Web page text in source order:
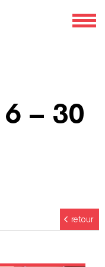
– 30
retour